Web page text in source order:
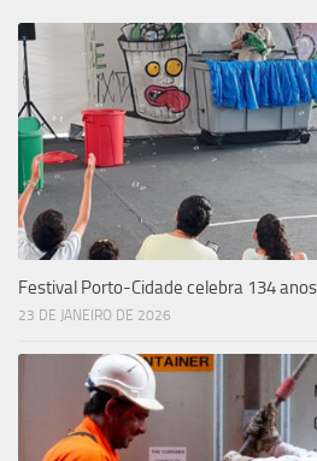
Festival Porto-Cidade celebra 134
23 DE JANEIRO DE 2026